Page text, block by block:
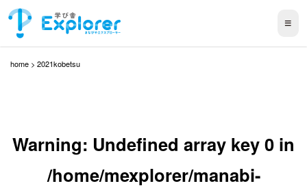
≡
home > 2021kobetsu
Warning: Undefined array key 0 in
/home/mexplorer/manabi-